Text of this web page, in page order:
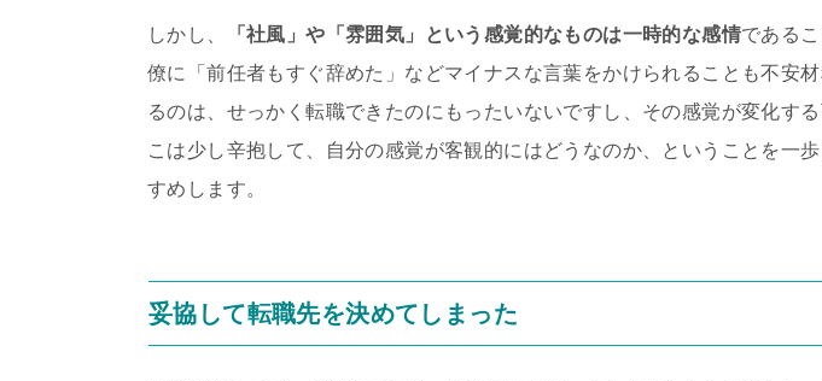
しかし、 「社風」や「雰囲気」という感覚的なものは一時的な感情である
僚に「前任者もすぐ辞めた」などマイナスな言葉をかけられることも不安
るのは、せっかく転職できたのにもったいないですし、その感覚が変化す
こは少し辛抱して、自分の感覚が客観的にはどうなのか、ということを一
すめします。
妥協して転職先を決めてしまった